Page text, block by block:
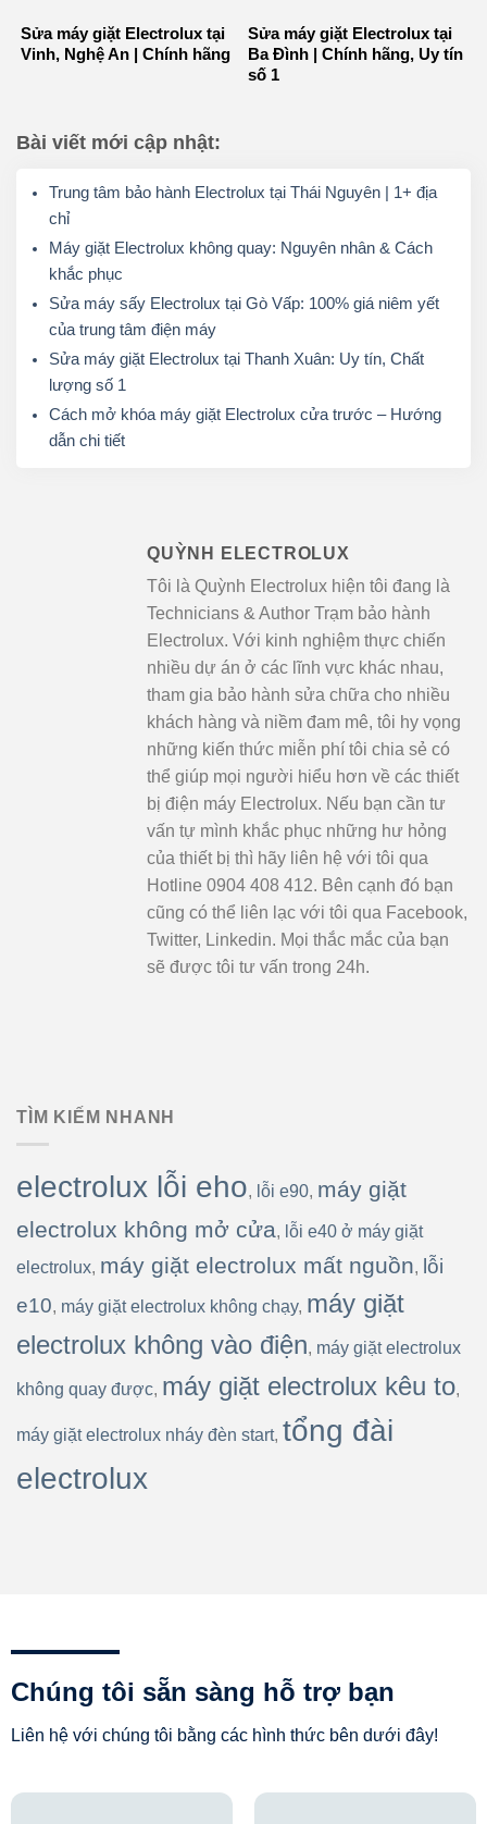
Sửa máy giặt Electrolux tại
Vinh, Nghệ An | Chính hãng
Sửa máy giặt Electrolux tại
Ba Đình | Chính hãng, Uy tín
số 1
Bài viết mới cập nhật:
Trung tâm bảo hành Electrolux tại Thái Nguyên | 1+ địa
chỉ
Máy giặt Electrolux không quay: Nguyên nhân & Cách
khắc phục
Sửa máy sấy Electrolux tại Gò Vấp: 100% giá niêm yết
của trung tâm điện máy
Sửa máy giặt Electrolux tại Thanh Xuân: Uy tín, Chất
lượng số 1
Cách mở khóa máy giặt Electrolux cửa trước – Hướng
dẫn chi tiết
QUỲNH ELECTROLUX
Tôi là Quỳnh Electrolux hiện tôi đang là
Technicians & Author Trạm bảo hành
Electrolux. Với kinh nghiệm thực chiến
nhiều dự án ở các lĩnh vực khác nhau,
tham gia bảo hành sửa chữa cho nhiều
khách hàng và niềm đam mê, tôi hy vọng
những kiến thức miễn phí tôi chia sẻ có
thể giúp mọi người hiểu hơn về các thiết
bị điện máy Electrolux. Nếu bạn cần tư
vấn tự mình khắc phục những hư hỏng
của thiết bị thì hãy liên hệ với tôi qua
Hotline 0904 408 412. Bên cạnh đó bạn
cũng có thể liên lạc với tôi qua Facebook,
Twitter, Linkedin. Mọi thắc mắc của bạn
sẽ được tôi tư vấn trong 24h.
TÌM KIẾM NHANH
electrolux lỗi eho, lỗi e90, máy giặt
electrolux không mở cửa, lỗi e40 ở máy giặt
electrolux, máy giặt electrolux mất nguồn, lỗi
e10, máy giặt electrolux không chạy, máy giặt
electrolux không vào điện, máy giặt electrolux
không quay được, máy giặt electrolux kêu to,
máy giặt electrolux nháy đèn start, tổng đài
electrolux
Chúng tôi sẵn sàng hỗ trợ bạn
Liên hệ với chúng tôi bằng các hình thức bên dưới đây!